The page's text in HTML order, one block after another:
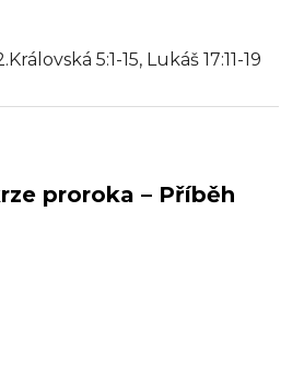
5:1-15, Lukáš 17:11-19
proroka – Příběh